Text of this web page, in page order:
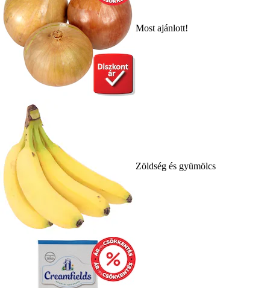
Most ajánlott!
Zöldség és gyümölcs